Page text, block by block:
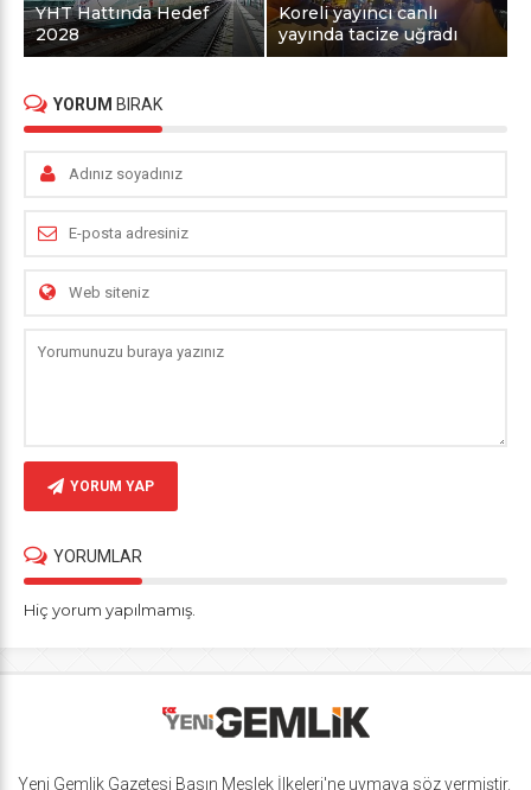
YHT Hattında Hedef
2028
Koreli yayıncı canlı
yayında tacize uğradı
YORUM BIRAK
YORUM YAP
YORUMLAR
Hiç yorum yapılmamış.
Yeni Gemlik Gazetesi Basın Meslek İlkeleri'ne uymaya söz vermiştir.